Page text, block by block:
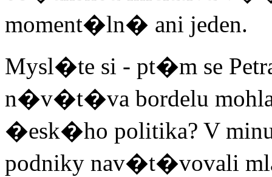
moment�ln� ani jeden.
Mysl�te si - pt�m se
n�v�t�va bordelu
�esk�ho politika? V
podniky nav�t�vovali